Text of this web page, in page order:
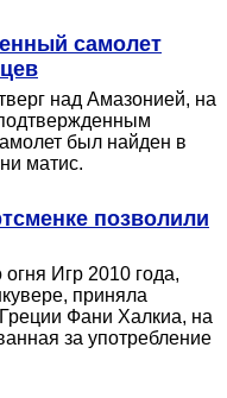
самолет
над Амазонией, на
был найден в
матис.
позволили
Игр 2010 года,
приняла
Фани Халкиа, на
за употребление